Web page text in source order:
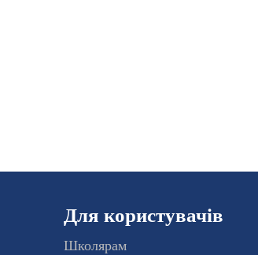
Для користувачів
Школярам